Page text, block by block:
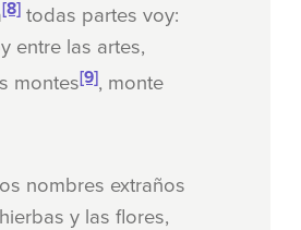
[8] todas partes voy:
entre las artes,
montes[9], monte
nombres extraños
y las flores,